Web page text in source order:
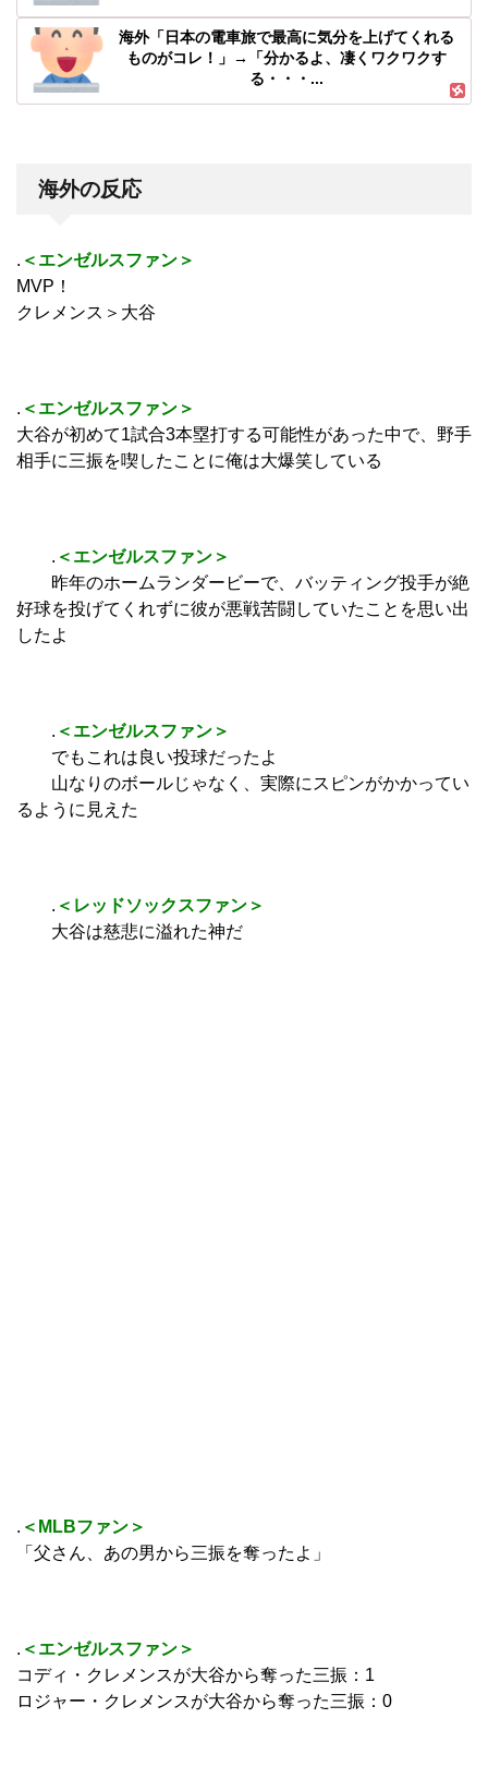
海外「日本の電車旅で最高に気分を上げてくれる
ものがコレ！」→「分かるよ、凄くワクワクす
る・・・...
海外の反応
. ＜エンゼルスファン＞
MVP！
クレメンス＞大谷
. ＜エンゼルスファン＞
大谷が初めて1試合3本塁打する可能性があった中で、野手
相手に三振を喫したことに俺は大爆笑している
. ＜エンゼルスファン＞
昨年のホームランダービーで、バッティング投手が絶
好球を投げてくれずに彼が悪戦苦闘していたことを思い出
したよ
. ＜エンゼルスファン＞
でもこれは良い投球だったよ
山なりのボールじゃなく、実際にスピンがかかってい
るように見えた
. ＜レッドソックスファン＞
大谷は慈悲に溢れた神だ
. ＜MLBファン＞
「父さん、あの男から三振を奪ったよ」
. ＜エンゼルスファン＞
コディ・クレメンスが大谷から奪った三振：1
ロジャー・クレメンスが大谷から奪った三振：0